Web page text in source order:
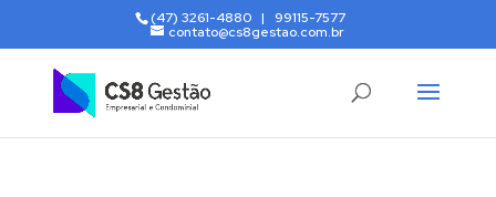
(47) 3261-4880 | 99115-7577
contato@cs8gestao.com.br